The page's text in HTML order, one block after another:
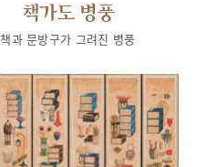
책가도 병풍
책과 문방구가 그려진 병풍